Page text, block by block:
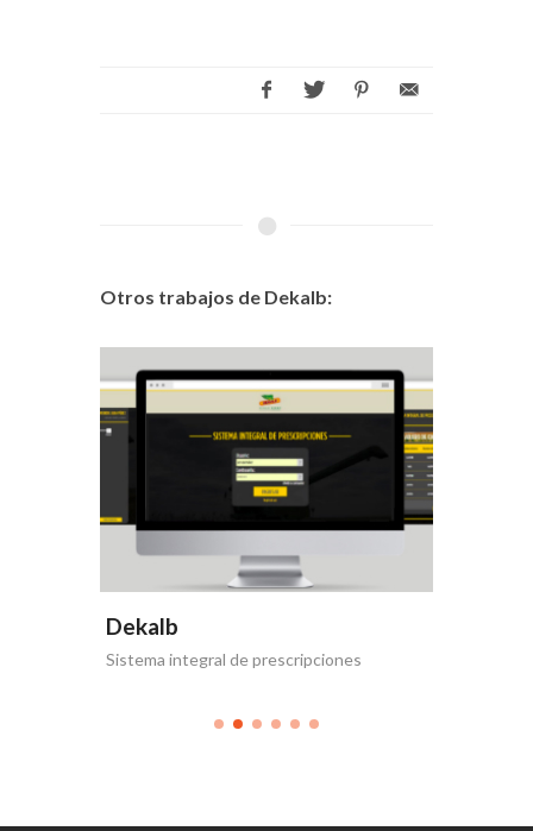
Otros trabajos de Dekalb:
Dekalb
Sistema integral de prescripciones